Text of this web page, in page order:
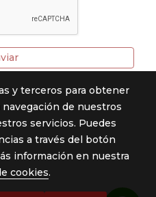
y terceros para obtener
de nuestros
servicios. Puedes
a través del botón
información en nuestra
cookies.